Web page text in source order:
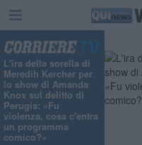
L'ira della sorella di
Meredih Kercher per
lo show di Amanda
Knox sul delitto di
Perugia: «Fu
violenza, cosa c'entra
un programma
comico?»